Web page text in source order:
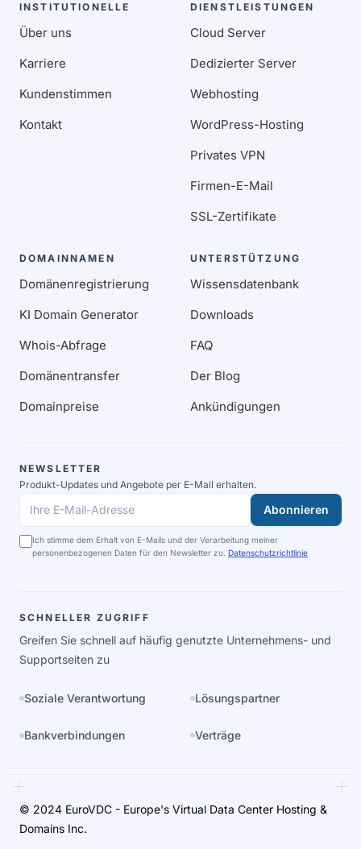
INSTITUTIONELLE
Über uns
Karriere
Kundenstimmen
Kontakt
DIENSTLEISTUNGEN
Cloud Server
Dedizierter Server
Webhosting
WordPress-Hosting
Privates VPN
Firmen-E-Mail
SSL-Zertifikate
DOMAINNAMEN
Domänenregistrierung
KI Domain Generator
Whois-Abfrage
Domänentransfer
Domainpreise
UNTERSTÜTZUNG
Wissensdatenbank
Downloads
FAQ
Der Blog
Ankündigungen
NEWSLETTER
Produkt-Updates und Angebote per E-Mail erhalten.
Ihre E-Mail-Adresse
Abonnieren
Ich stimme dem Erhalt von E-Mails und der Verarbeitung meiner
personenbezogenen Daten für den Newsletter zu. Datenschutzrichtlinie
SCHNELLER ZUGRIFF
Greifen Sie schnell auf häufig genutzte Unternehmens- und
Supportseiten zu
Soziale Verantwortung Lösungspartner
Bankverbindungen Verträge
© 2024 EuroVDC - Europe's Virtual Data Center Hosting &
Domains Inc.